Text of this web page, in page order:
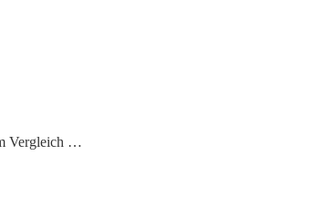
Vergleich …